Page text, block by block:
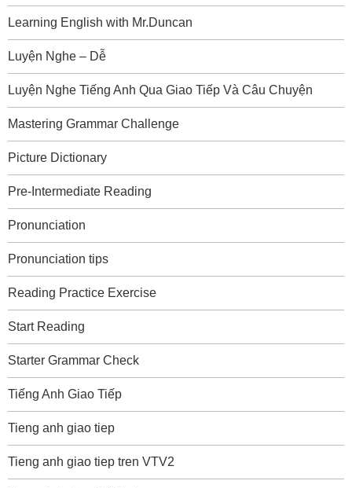
Learning English with Mr.Duncan
Luyện Nghe – Dễ
Luyện Nghe Tiếng Anh Qua Giao Tiếp Và Câu Chuyện
Mastering Grammar Challenge
Picture Dictionary
Pre-Intermediate Reading
Pronunciation
Pronunciation tips
Reading Practice Exercise
Start Reading
Starter Grammar Check
Tiếng Anh Giao Tiếp
Tieng anh giao tiep
Tieng anh giao tiep tren VTV2